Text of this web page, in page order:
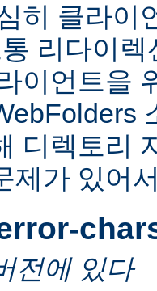
히 클라이
리다이
이언트을
디렉토리
제가 있어
전에 있다